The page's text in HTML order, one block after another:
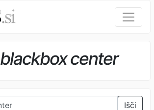
blackbox center
Išči